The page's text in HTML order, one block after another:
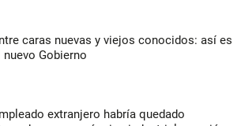
caras nuevas y viejos conocidos: así es
nuevo Gobierno
extranjero habría quedado